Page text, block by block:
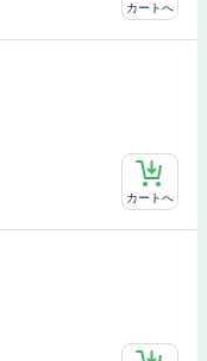
カートへ
カートへ